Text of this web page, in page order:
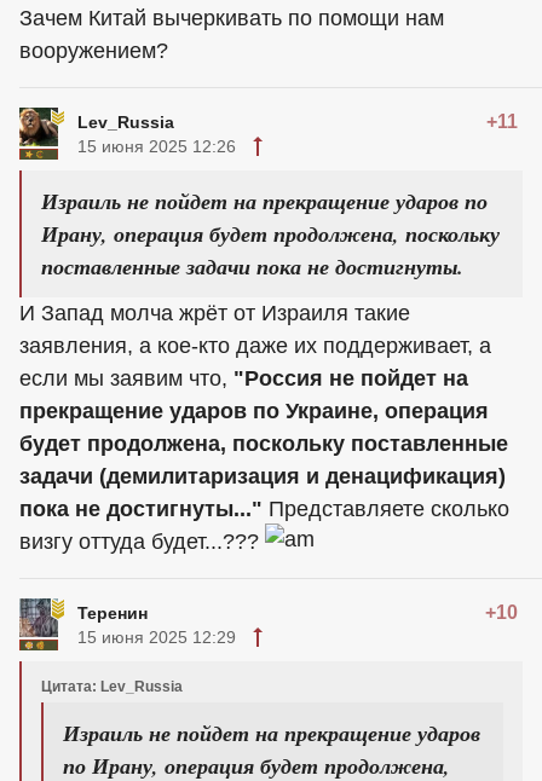
Зачем Китай вычеркивать по помощи нам
вооружением?
Lev_Russia +11
15 июня 2025 12:26
Израиль не пойдет на прекращение ударов по
Ирану, операция будет продолжена, поскольку
поставленные задачи пока не достигнуты.
И Запад молча жрёт от Израиля такие
заявления, а кое-кто даже их поддерживает, а
если мы заявим что, "Россия не пойдет на
прекращение ударов по Украине, операция
будет продолжена, поскольку поставленные
задачи (демилитаризация и денацификация)
пока не достигнуты..." Представляете сколько
визгу оттуда будет...???
Теренин +10
15 июня 2025 12:29
Цитата: Lev_Russia
Израиль не пойдет на прекращение ударов
по Ирану, операция будет продолжена,